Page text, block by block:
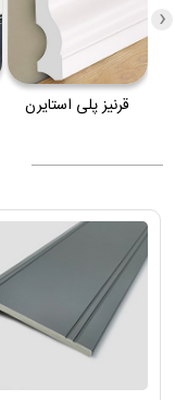
قرنیز پلی استایرن
‹